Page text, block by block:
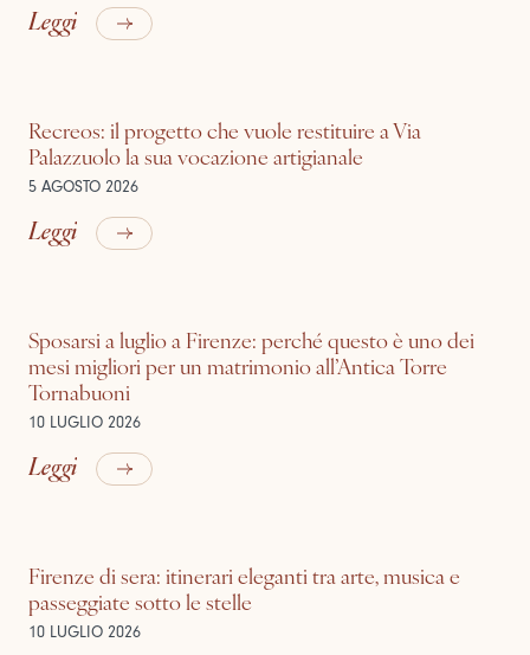
Leggi
Recreos: il progetto che vuole restituire a Via
Palazzuolo la sua vocazione artigianale
5 AGOSTO 2026
Leggi
Sposarsi a luglio a Firenze: perché questo è uno dei
mesi migliori per un matrimonio all’Antica Torre
Tornabuoni
10 LUGLIO 2026
Leggi
Firenze di sera: itinerari eleganti tra arte, musica e
passeggiate sotto le stelle
10 LUGLIO 2026